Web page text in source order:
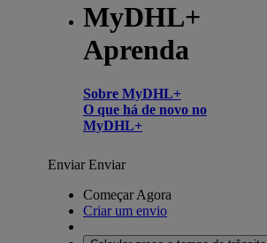
MyDHL+
Aprenda
Sobre MyDHL+
O que há de novo no
MyDHL+
EnviarEnviar
Começar Agora
Criar um envio